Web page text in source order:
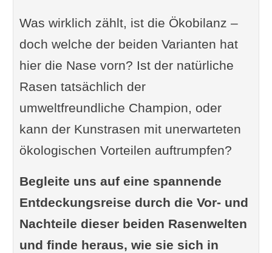
Was wirklich zählt, ist die Ökobilanz –
doch welche der beiden Varianten hat
hier die Nase vorn? Ist der natürliche
Rasen tatsächlich der
umweltfreundliche Champion, oder
kann der Kunstrasen mit unerwarteten
ökologischen Vorteilen auftrumpfen?
Begleite uns auf eine spannende
Entdeckungsreise durch die Vor- und
Nachteile dieser beiden Rasenwelten
und finde heraus, wie sie sich in